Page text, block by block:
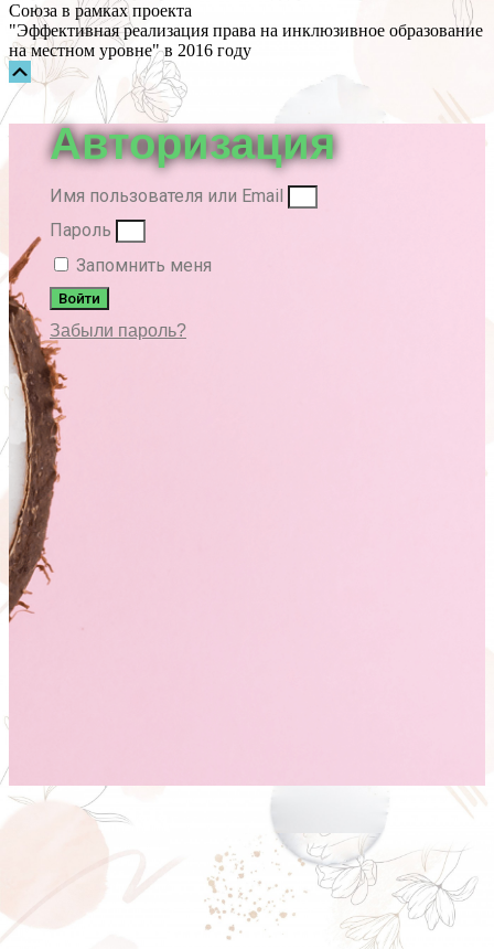
Союза в рамках проекта
"Эффективная реализация права на инклюзивное образование
на местном уровне" в 2016 году
Прокрутка
вверх
Авторизация
Имя пользователя или Email
Пароль
Запомнить меня
Войти
Забыли пароль?